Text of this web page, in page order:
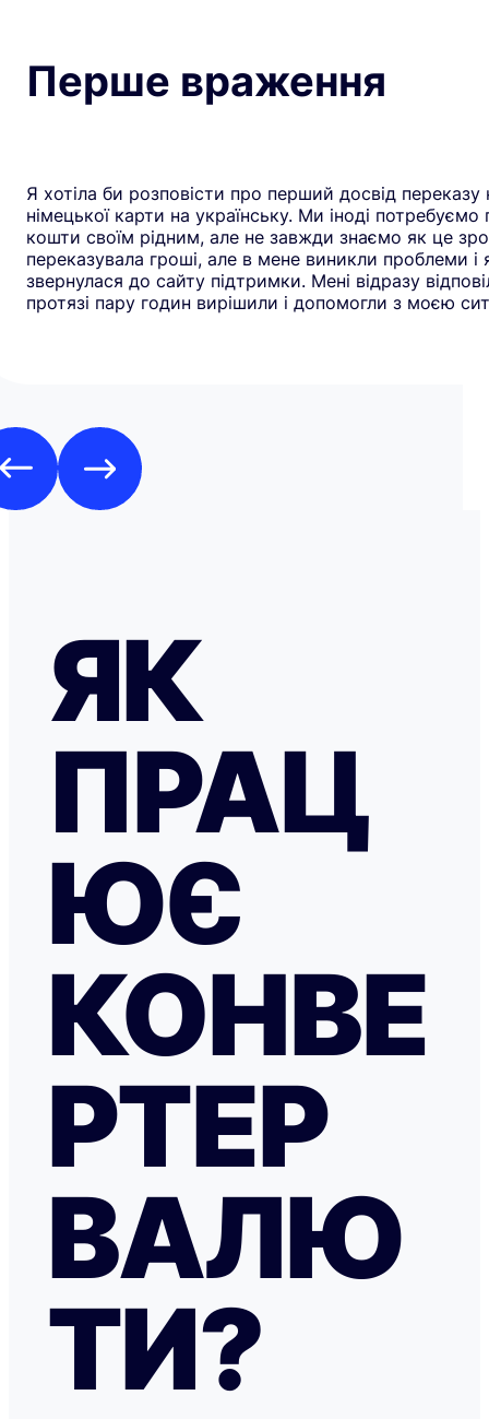
Перше враження
Я хотіла би розповісти про перший досвід переказу
німецької карти на українську. Ми іноді потребуємо
кошти своїм рідним, але не завжди знаємо як це
переказувала гроші, але в мене виникли проблеми і
звернулася до сайту підтримки. Мені відразу
протязі пару годин вирішили і допомогли з моєю
ЯК
ПРАЦ
ЮЄ
КОНВЕ
РТЕР
ВАЛЮ
ТИ?